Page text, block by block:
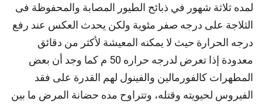
لمده ثلاثة شهور في ذبائح الطيور المصابة والمحفوظة فى
الثلاجة على درجه صفر مئوية ولكن يحدث العكس عند رفع
درجه الحرارة حيث لا يمكنه المعيشة لأكثر من دقائق
معدودة إذا تعرض لدرجه حراره 50 م كما وجد أن بعض
المطهرات كالفورمالين والفينول لهم القدرة على فقد
الفيروس لحيويته وقتله، وتتراوح مده حضانة المرض ما بين